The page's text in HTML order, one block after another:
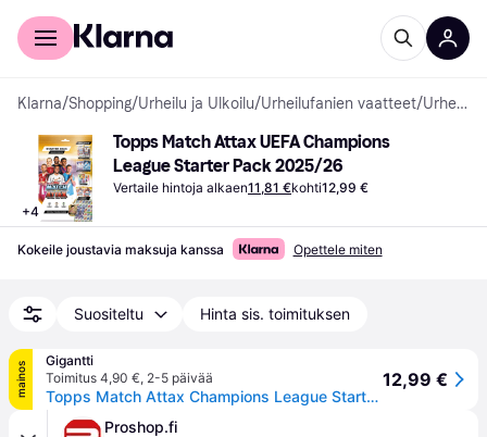
Kuluttajille
Klarna/Shopping/Urheilu ja Ulkoilu/Urheilufanien vaatteet/ Urheilufanituotteet
+4
Topps Match Attax UEFA Champions
League Starter Pack 2025/26
Vertaile hintoja alkaen11,81 €kohti12,99 €
Kokeile joustavia maksuja kanssa Opettele miten
Suositeltu Hinta sis. toimituksen
mainos
Gigantti
Toimitus 4,90 €, 2-5 päivää
Topps Match Attax Champions League Starter Pack keräilykortit
12,99 €
Proshop.fi